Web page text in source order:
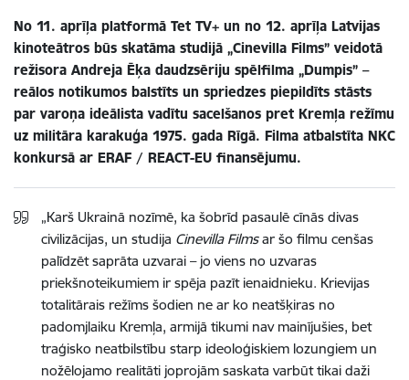
No 11. aprīļa platformā Tet TV+ un no 12. aprīļa Latvijas
kinoteātros būs skatāma studijā „Cinevilla Films” veidotā
režisora Andreja Ēķa daudzsēriju spēlfilma „Dumpis” –
reālos notikumos balstīts un spriedzes piepildīts stāsts
par varoņa ideālista vadītu sacelšanos pret Kremļa režīmu
uz militāra karakuģa 1975. gada Rīgā. Filma atbalstīta NKC
konkursā ar ERAF / REACT-EU finansējumu.
„Karš Ukrainā nozīmē, ka šobrīd pasaulē cīnās divas
civilizācijas, un studija Cinevilla Filmsar šo filmu cenšas
palīdzēt saprāta uzvarai – jo viens no uzvaras
priekšnoteikumiem ir spēja pazīt ienaidnieku. Krievijas
totalitārais režīms šodien ne ar ko neatšķiras no
padomjlaiku Kremļa, armijā tikumi nav mainījušies, bet
traģisko neatbilstību starp ideoloģiskiem lozungiem un
nožēlojamo realitāti joprojām saskata varbūt tikai daži